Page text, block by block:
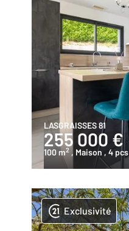
LASGRAISSES 81
255 000 €
100 m2 , Maison , 4 pcs
Exclusivité